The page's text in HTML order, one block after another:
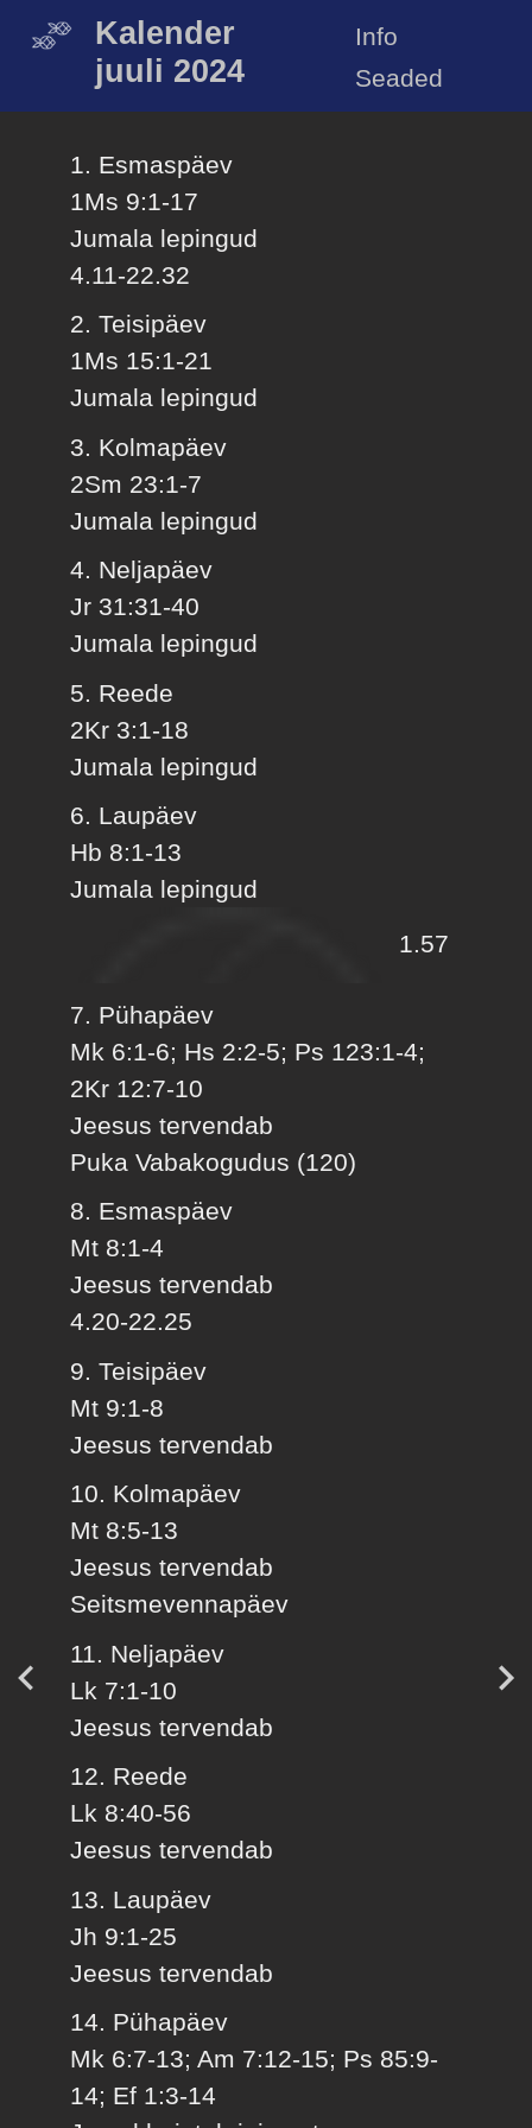
Kalender
juuli 2024
Info
Seaded
1. Esmaspäev
1Ms 9:1-17
Jumala lepingud
4.11-22.32
2. Teisipäev
1Ms 15:1-21
Jumala lepingud
3. Kolmapäev
2Sm 23:1-7
Jumala lepingud
4. Neljapäev
Jr 31:31-40
Jumala lepingud
5. Reede
2Kr 3:1-18
Jumala lepingud
6. Laupäev
Hb 8:1-13
Jumala lepingud
1.57
7. Pühapäev
Mk 6:1-6; Hs 2:2-5; Ps 123:1-4;
2Kr 12:7-10
Jeesus tervendab
Puka Vabakogudus (120)
8. Esmaspäev
Mt 8:1-4
Jeesus tervendab
4.20-22.25
9. Teisipäev
Mt 9:1-8
Jeesus tervendab
10. Kolmapäev
Mt 8:5-13
Jeesus tervendab
Seitsmevennapäev
11. Neljapäev
Lk 7:1-10
Jeesus tervendab
12. Reede
Lk 8:40-56
Jeesus tervendab
13. Laupäev
Jh 9:1-25
Jeesus tervendab
14. Pühapäev
Mk 6:7-13; Am 7:12-15; Ps 85:9-
14; Ef 1:3-14